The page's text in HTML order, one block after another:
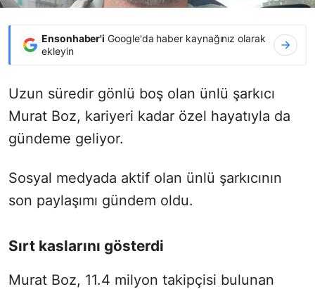
Ensonhaber'i Google'da haber kaynağınız olarak
ekleyin
Uzun süredir gönlü boş olan ünlü şarkıcı
Murat Boz, kariyeri kadar özel hayatıyla da
gündeme geliyor.
Sosyal medyada aktif olan ünlü şarkıcının
son paylaşımı gündem oldu.
Sırt kaslarını gösterdi
Murat Boz, 11.4 milyon takipçisi bulunan